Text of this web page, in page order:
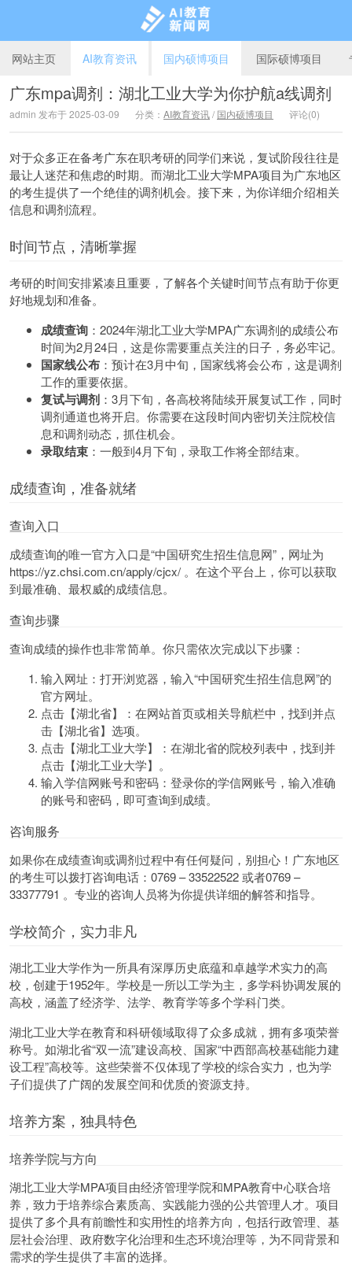
AI教育新闻网
网站主页 AI教育资讯 国内硕博项目 国际硕博项目
广东mpa调剂：湖北工业大学为你护航a线调剂
admin 发布于 2025-03-09 分类： AI教育资讯/ 国内硕博项目 评论(0)
对于众多正在备考广东在职考研的同学们来说，复试阶段往往是
最让人迷茫和焦虑的时期。而湖北工业大学MPA项目为广东地区
的考生提供了一个绝佳的调剂机会。接下来，为你详细介绍相关
信息和调剂流程。
时间节点，清晰掌握
考研的时间安排紧凑且重要，了解各个关键时间节点有助于你更
好地规划和准备。
成绩查询 ：2024年湖北工业大学MPA广东调剂的成绩公布
时间为2月24日，这是你需要重点关注的日子，务必牢记。
国家线公布 ：预计在3月中旬，国家线将会公布，这是调剂
工作的重要依据。
复试与调剂 ：3月下旬，各高校将陆续开展复试工作，同时
调剂通道也将开启。你需要在这段时间内密切关注院校信
息和调剂动态，抓住机会。
录取结束 ：一般到4月下旬，录取工作将全部结束。
成绩查询，准备就绪
查询入口
成绩查询的唯一官方入口是“中国研究生招生信息网”，网址为
https://yz.chsi.com.cn/apply/cjcx/ 。在这个平台上，你可以获取
到最准确、最权威的成绩信息。
查询步骤
查询成绩的操作也非常简单。你只需依次完成以下步骤：
输入网址：打开浏览器，输入“中国研究生招生信息网”的
官方网址。
点击【湖北省】：在网站首页或相关导航栏中，找到并点
击【湖北省】选项。
点击【湖北工业大学】：在湖北省的院校列表中，找到并
点击【湖北工业大学】。
输入学信网账号和密码：登录你的学信网账号，输入准确
的账号和密码，即可查询到成绩。
咨询服务
如果你在成绩查询或调剂过程中有任何疑问，别担心！广东地区
的考生可以拨打咨询电话：0769 – 33522522 或者0769 –
33377791 。专业的咨询人员将为你提供详细的解答和指导。
学校简介，实力非凡
湖北工业大学作为一所具有深厚历史底蕴和卓越学术实力的高
校，创建于1952年。学校是一所以工学为主，多学科协调发展的
高校，涵盖了经济学、法学、教育学等多个学科门类。
湖北工业大学在教育和科研领域取得了众多成就，拥有多项荣誉
称号。如湖北省“双一流”建设高校、国家“中西部高校基础能力建
设工程”高校等。这些荣誉不仅体现了学校的综合实力，也为学
子们提供了广阔的发展空间和优质的资源支持。
培养方案，独具特色
培养学院与方向
湖北工业大学MPA项目由经济管理学院和MPA教育中心联合培
养，致力于培养综合素质高、实践能力强的公共管理人才。项目
提供了多个具有前瞻性和实用性的培养方向，包括行政管理、基
层社会治理、政府数字化治理和生态环境治理等，为不同背景和
需求的学生提供了丰富的选择。